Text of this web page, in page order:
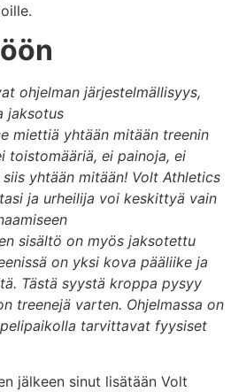
ohjelman järjestelmällisyys,
jaksotus
miettiä yhtään mitään treenin
toistomääriä, ei painoja, ei
yhtään mitään! Volt Athletics
ja urheilija voi keskittyä vain
sisältö on myös jaksotettu
on yksi kova pääliike ja
Tästä syystä kroppa pysyy
treenejä varten. Ohjelmassa on
tarvittavat fyysiset
jälkeen sinut lisätään Volt